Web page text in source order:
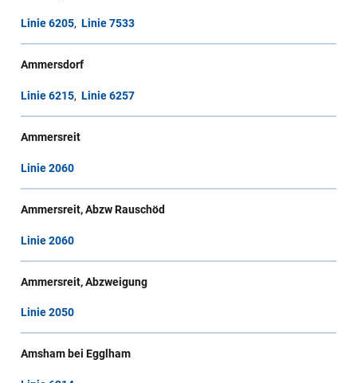
Linie 6205,Linie 7533
Ammersdorf
Linie 6215,Linie 6257
Ammersreit
Linie 2060
Ammersreit, Abzw Rauschöd
Linie 2060
Ammersreit, Abzweigung
Linie 2050
Amsham bei Egglham